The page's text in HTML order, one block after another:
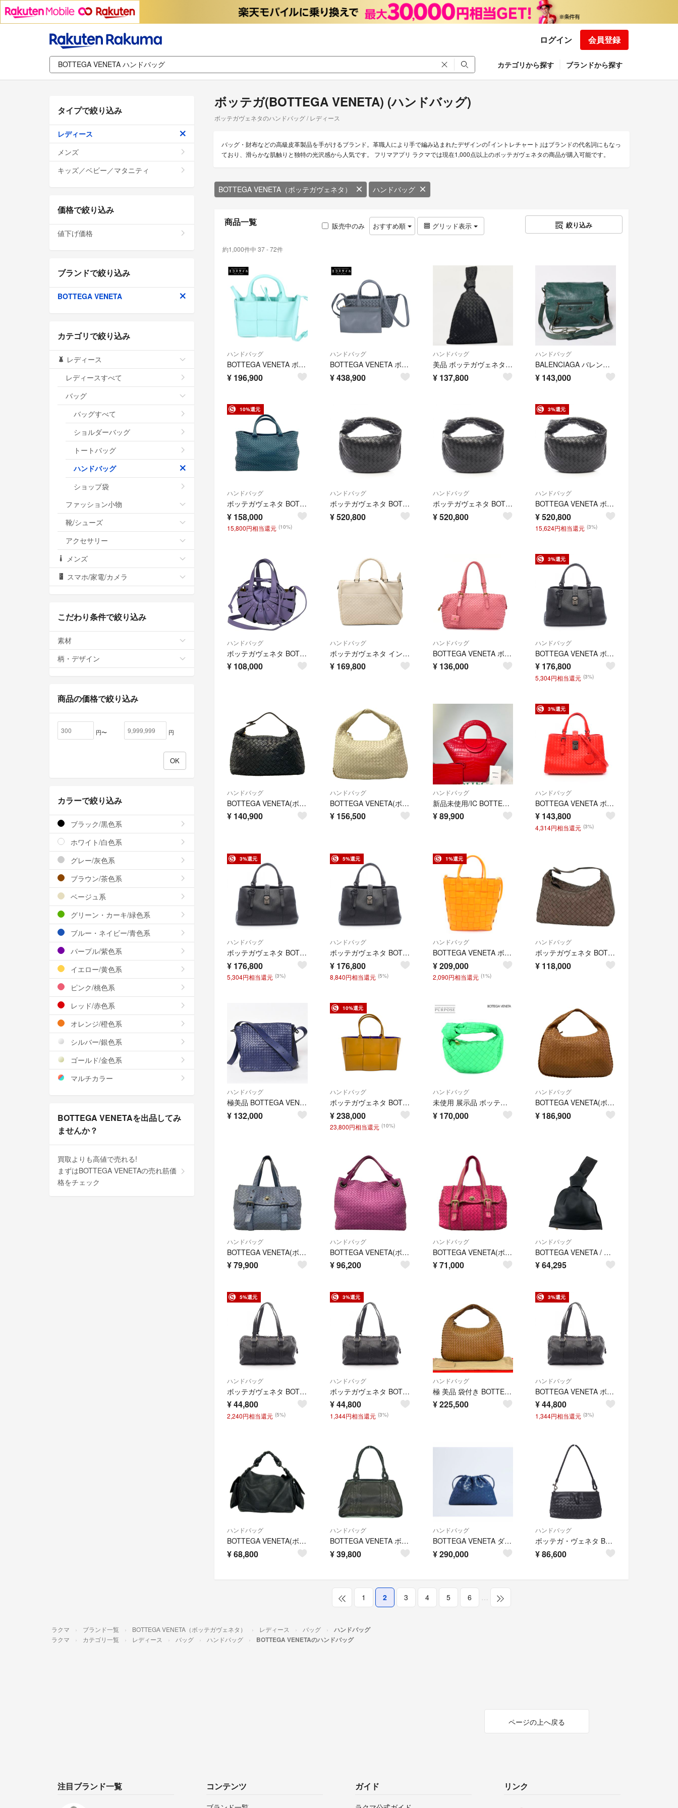
ログイン 会員登録
カテゴリから探す ブランドから探す
ボッテガ(BOTTEGA VENETA) (ハンドバッグ)
ボッテガヴェネタのハンドバッグ / レディース
バッグ・財布などの高級皮革製品を手がけるブランド。革職人により手で編み込まれたデザインの｢イントレチャート｣はブランドの代名詞にもなっ
ており、滑らかな肌触りと独特の光沢感から人気です。 フリマアプリ ラクマでは現在1,000点以上のボッテガヴェネタの商品が購入可能です。
BOTTEGA VENETA（ボッテガヴェネタ） ハンドバッグ
商品一覧 販売中のみ おすすめ順 グリッド表示 絞り込み
約1,000件中 37 - 72件
ハンドバッグ
BOTTEGA VENETA ボッテガヴェネタ 新品同様 マキシイントレチャート キャンディ アルコトート 2WAY
¥ 196,900
ハンドバッグ
BOTTEGA VENETA ボッテガヴェネタ 新品同様 709464 イントレチャート ミニカバ 2WAY
¥438,900
ハンドバッグ
美品 ボッテガヴェネタ イントレチャート 黒 BV ツイスト ハンドバッグ
¥ 137,800
ハンドバッグ
BALENCIAGA バレンシアガ ザフォルク ショルダーバッグ 246432 レザー グリーン ブラックメタル金具 美品 中古 4a005905
¥ 143,000
10%還元
ハンドバッグ
ボッテガヴェネタ BOTTEGAVENETA イントレチャート ハンドバッグ【中古】
¥ 158,000
15,800円相当還元 (10%)
ハンドバッグ
ボッテガヴェネタ BOTTEGA VENETA ティーン ジョディ ハンドバッグ バッグ レザー レディース ブラック系 690225VCPP08425 【新品】
¥520,800
ハンドバッグ
ボッテガヴェネタ BOTTEGA VENETA ティーン ジョディ ハンドバッグ バッグ レザー レディース ブラック系 690225VCPP08425 【新品】
¥520,800
3%還元
ハンドバッグ
BOTTEGA VENETA ボッテガヴェネタ ハンドバッグ ティーン ジョディ
¥520,800
15,624円相当還元 (3%)
ハンドバッグ
ボッテガヴェネタ BOTTEGAVENETA ザ シェル ハンドバッグ 2WAY レザー パープル 651819 レディース 【中古】
¥ 108,000
ハンドバッグ
ボッテガヴェネタ イントレチャート ハンドバッグ ショルダーバッグ 2WAY レザー レディース BOTTEGAVENETA 【247-82640】
¥ 169,800
ハンドバッグ
BOTTEGA VENETA ボッテガ ラムスキン イントレチャート ボストン ハンドバッグ ピンク ゴールド金具 レディースバッグ ブランド【中古】【送料無料】
¥ 136,000
3%還元
ハンドバッグ
BOTTEGA VENETA ボッテガヴェネタ ハンドバッグ イントレチャート ローマバッグ ミディアム
¥ 176,800
5,304円相当還元 (3%)
ハンドバッグ
BOTTEGA VENETA(ボッテガヴェネタ) ハンドバッグ イントレチャート 114087 黒 レザー
¥ 140,900
ハンドバッグ
BOTTEGA VENETA(ボッテガヴェネタ) ハンドバッグ ミディアムヴェネタバッグ 115653 白 レザー
¥ 156,500
ハンドバッグ
新品未使用/IC BOTTEGA VENETA ボッテガヴェネタ ドール ハンドバッグ トートバッグ レッド クロコ レディース
¥89,900
3%還元
ハンドバッグ
BOTTEGA VENETA ボッテガヴェネタ ハンドバッグ イントレチャート スモール ローマ 2WAY
¥ 143,800
4,314円相当還元 (3%)
3%還元
ハンドバッグ
ボッテガヴェネタ BOTTEGA VENETA イントレチャート ローマバッグ ミディアム ハンドバッグ バッグ レザー レディース ブラック系 【中古】
¥ 176,800
5,304円相当還元 (3%)
5%還元
ハンドバッグ
ボッテガヴェネタ BOTTEGA VENETA イントレチャート ローマバッグ ミディアム ハンドバッグ バッグ レザー レディース ブラック系 【中古】
¥ 176,800
8,840円相当還元 (5%)
1%還元
ハンドバッグ
BOTTEGA VENETA ボッテガヴェネタ イントレチャート 2WAYハンドバッグ トートバッグ ショルダーバッグ オレンジ レザー ゴールド金具
¥209,000
2,090円相当還元 (1%)
ハンドバッグ
ボッテガヴェネタ BOTTEGAVENETA ハンドバッグ イントレチャート レザー ブラウン 114087 レディース 【中古】
¥ 118,000
ハンドバッグ
極美品 BOTTEGA VENETA ボッテガヴェネタ ショルダーバッグ イントレチャート 163971 VQ131 4223 ブルー マッドシルバー金具 中古 4a004832
¥ 132,000
10%還元
ハンドバッグ
ボッテガヴェネタ BOTTEGAVENETA ザ・アルコトート ハンドバッグ【中古】
¥238,000
23,800円相当還元 (10%)
ハンドバッグ
未使用 展示品 ボッテガ ヴェネタ BOTTEGA VENETA ミニ ジョディ ハンド バッグ レザー グリーン 651876 ゴールド 金具 90320709
¥ 170,000
ハンドバッグ
BOTTEGA VENETA(ボッテガヴェネタ) ハンドバッグ ミディアムヴェネタバッグ 115653 ブラウン レザー
¥ 186,900
ハンドバッグ
BOTTEGA VENETA(ボッテガヴェネタ) ハンドバッグ イントレチャート ブルーグレー レザー
¥79,900
ハンドバッグ
BOTTEGA VENETA(ボッテガヴェネタ) ハンドバッグ ミディアム ガルダバッグ パープル レザー
¥96,200
ハンドバッグ
BOTTEGA VENETA(ボッテガヴェネタ) ハンドバッグ イントレチャート ピンク レザー
¥71,000
ハンドバッグ
BOTTEGA VENETA / ボッテガヴェネタ | レザー ザ・ツイスト ミニ ハンドバッグ | ブラック | レディース
¥64,295
5%還元
ハンドバッグ
ボッテガヴェネタ BOTTEGA VENETA イントレチャート ハンドバッグ バッグ レザー レディース ブラック系 137345 【中古】
¥44,800
2,240円相当還元 (5%)
3%還元
ハンドバッグ
ボッテガヴェネタ BOTTEGA VENETA イントレチャート ハンドバッグ バッグ レザー レディース ブラック系 137345 【中古】
¥44,800
1,344円相当還元 (3%)
ハンドバッグ
極 美品 袋付き BOTTEGA VENETA ボッテガヴェネタ ホーボー イントレチャート レザー 本革 ハンドバッグ ミニ トートバッグ ブラウン 85167
¥225,500
3%還元
ハンドバッグ
BOTTEGA VENETA ボッテガヴェネタ ハンドバッグ イントレチャート
¥44,800
1,344円相当還元 (3%)
ハンドバッグ
BOTTEGA VENETA(ボッテガヴェネタ) ハンドバッグ コッカー 144413 黒 レザー
¥68,800
ハンドバッグ
BOTTEGA VENETA ボッテガベネタ ハンドバッグ 黒 【古着】【中古】【送料無料】
¥39,800
ハンドバッグ
BOTTEGA VENETA ダストバッグ ミディアムイ ブルーベネツィア
¥290,000
ハンドバッグ
ボッテガ・ヴェネタ BOTTEGAVENETA バッグ レディース ブランド ハンドバッグ イントレチャート レザー ブラック 120773 黒 ミニバッグ 小さめ おしゃれ 【中古】
¥86,600
1 2 3 4 5 6 …
タイプで絞り込み
レディース
メンズ
キッズ／ベビー／マタニティ
価格で絞り込み
値下げ価格
ブランドで絞り込み
BOTTEGA VENETA
カテゴリで絞り込み
レディース
レディースすべて
バッグ
バッグすべて
ショルダーバッグ
トートバッグ
ハンドバッグ
ショップ袋
ファッション小物
靴/シューズ
アクセサリー
メンズ
スマホ/家電/カメラ
こだわり条件で絞り込み
素材
柄・デザイン
商品の価格で絞り込み
円〜 円
カラーで絞り込み
ブラック/黒色系
ホワイト/白色系
グレー/灰色系
ブラウン/茶色系
ベージュ系
グリーン・カーキ/緑色系
ブルー・ネイビー/青色系
パープル/紫色系
イエロー/黄色系
ピンク/桃色系
レッド/赤色系
オレンジ/橙色系
シルバー/銀色系
ゴールド/金色系
マルチカラー
BOTTEGA VENETAを出品してみ
ませんか？
買取よりも高値で売れる!
まずはBOTTEGA VENETAの売れ筋価
格をチェック
ラクマ ブランド一覧 BOTTEGA VENETA（ボッテガヴェネタ） レディース バッグ ハンドバッグ
ラクマ カテゴリ一覧 レディース バッグ ハンドバッグ BOTTEGA VENETAのハンドバッグ
ページの上へ戻る
注目ブランド一覧 コンテンツ ガイド リンク